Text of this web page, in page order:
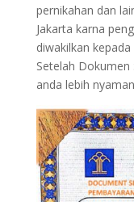
pernikahan dan
Jakarta karna
diwakilkan
Setelah Dokumen
anda lebih